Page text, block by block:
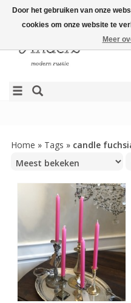
Home » Tags » candle
Door het gebruiken van onze
cookies om onze website te
Meer